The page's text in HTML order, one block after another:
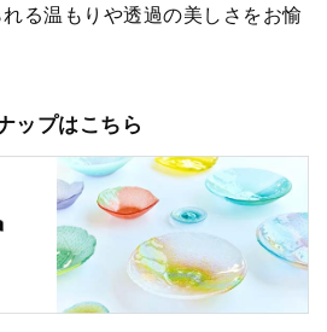
る温もりや透過の美しさをお愉
ップはこちら